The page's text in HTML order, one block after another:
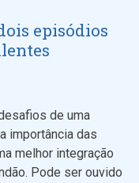
episódios
de uma
importância das
melhor integração
Pode ser ouvido